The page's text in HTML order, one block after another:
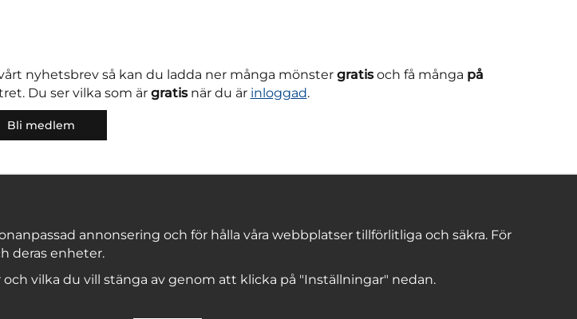
nyhetsbrev så kan du ladda ner många mönster gratisoch få många på
Du ser vilka som är gratisnär du är inloggad.
Bli medlem
Marks & Kattens AB
annonsering och för hålla våra webbplatser tillförlitliga och säkra. För
deras enheter.
vilka du vill stänga av genom att klicka på "Inställningar" nedan.